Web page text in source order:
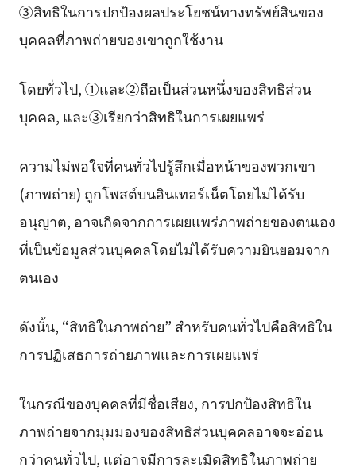
③สิทธิในการปกป้องผลประโยชน์ทางทรัพย์สินของ
บุคคลที่ภาพถ่ายของเขาถูกใช้งาน
โดยทั่วไป, ①และ②ถือเป็นส่วนหนึ่งของสิทธิส่วน
บุคคล, และ③เรียกว่าสิทธิในการเผยแพร่
ความไม่พอใจที่คนทั่วไปรู้สึกเมื่อหน้าของพวกเขา
(ภาพถ่าย) ถูกโพสต์บนอินเทอร์เน็ตโดยไม่ได้รับ
อนุญาต, อาจเกิดจากการเผยแพร่ภาพถ่ายของตนเอง
ที่เป็นข้อมูลส่วนบุคคลโดยไม่ได้รับความยินยอมจาก
ตนเอง
ดังนั้น, “สิทธิในภาพถ่าย” สำหรับคนทั่วไปคือสิทธิใน
การปฏิเสธการถ่ายภาพและการเผยแพร่
ในกรณีของบุคคลที่มีชื่อเสียง, การปกป้องสิทธิใน
ภาพถ่ายจากมุมมองของสิทธิส่วนบุคคลอาจจะอ่อน
กว่าคนทั่วไป, แต่อาจมีการละเมิดสิทธิในภาพถ่าย